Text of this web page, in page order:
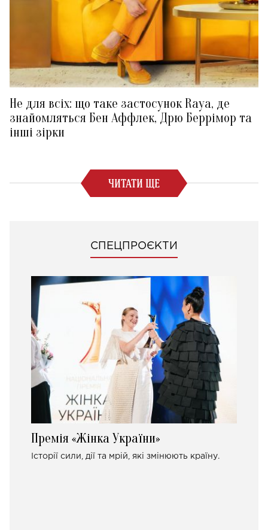
Не для всіх: що таке застосунок Raya, де
знайомляться Бен Аффлек, Дрю Беррімор та
інші зірки
ЧИТАТИ ЩЕ
СПЕЦПРОЄКТИ
Премія «Жінка України»
Історії сили, дії та мрій, які змінюють країну.